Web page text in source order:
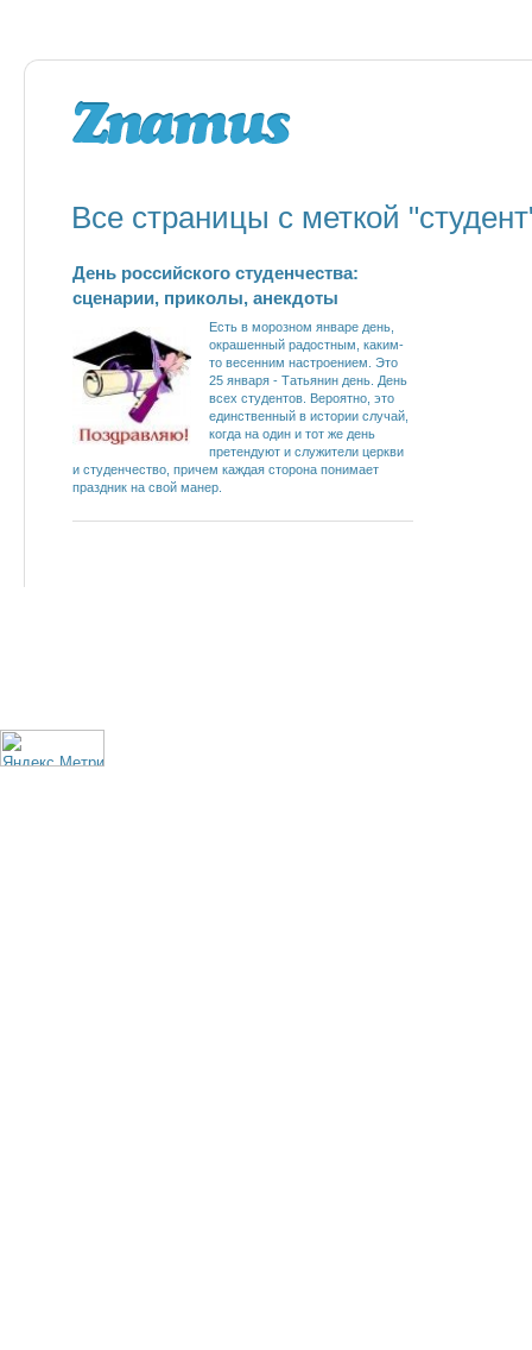
Все страницы с меткой
День российского студенчества:
сценарии, приколы, анекдоты
Есть в морозном январе день,
окрашенный радостным, каким-
то весенним настроением. Это
25 января - Татьянин день. День
всех студентов. Вероятно, это
единственный в истории случай,
когда на один и тот же день
претендуют и служители церкви
и студенчество, причем каждая сторона понимает
праздник на свой манер.